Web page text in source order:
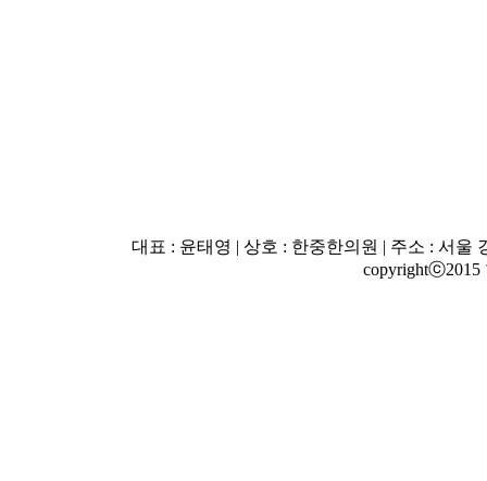
대표 : 윤태영 | 상호 : 한중한의원 | 주소 : 서울
copyrightⓒ2015